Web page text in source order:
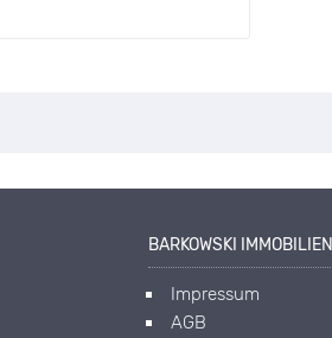
BARKOWSKI IMMOBILIEN
Impressum
AGB